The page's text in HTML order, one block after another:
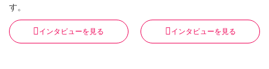
す。
インタビューを見る インタビューを見る